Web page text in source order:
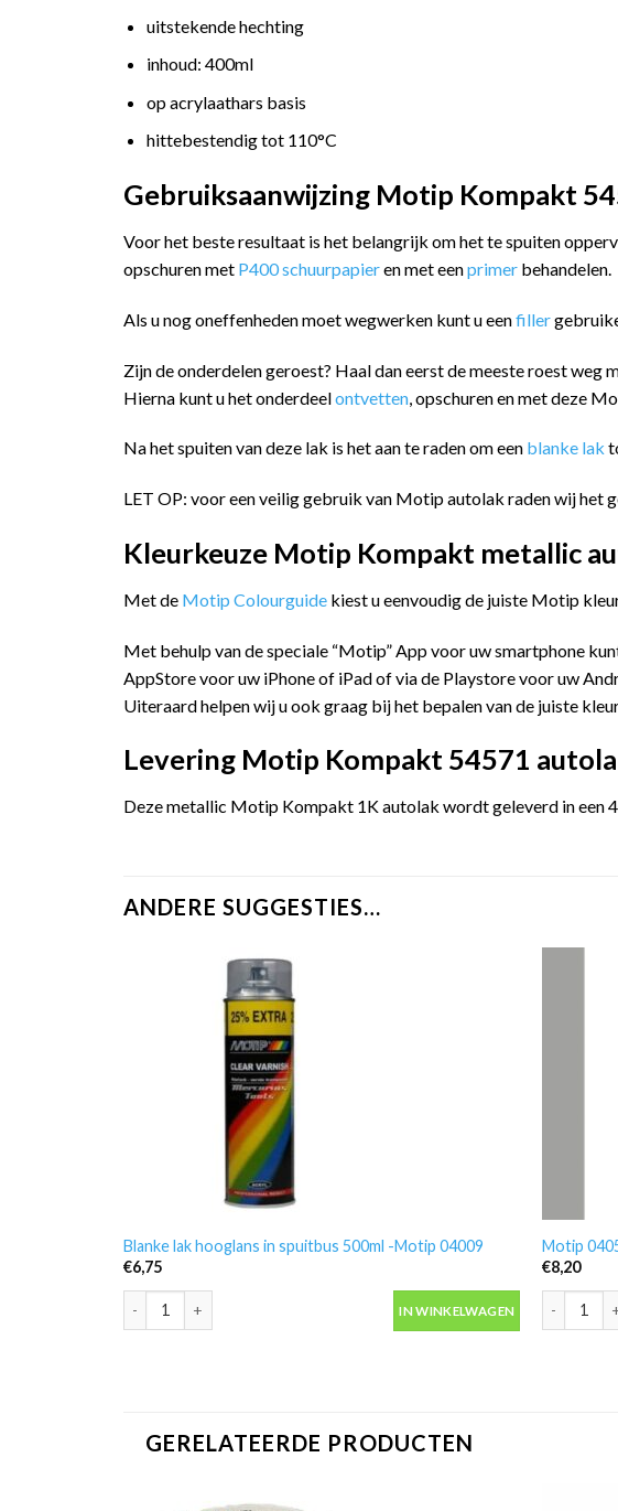
uitstekende hechting
inhoud: 400ml
op acrylaathars basis
hittebestendig tot 110°C
Gebruiksaanwijzing Motip Kompakt
Voor het beste resultaat is het belangrijk om het te spuiten
opschuren met P400 schuurpapieren met eenprimer behandelen.
Als u nog oneffenheden moet wegwerken kunt u eenfiller
Zijn de onderdelen geroest? Haal dan eerst de meeste roest weg
Hierna kunt u het onderdeelontvetten , opschuren en met deze
Na het spuiten van deze lak is het aan te raden om een blanke lak
LET OP: voor een veilig gebruik van Motip autolak raden wij het
Kleurkeuze Motip Kompakt metallic
Met de Motip Colourguide kiest u eenvoudig de juiste Motip
Met behulp van de speciale “Motip” App voor uw smartphone
AppStore voor uw iPhone of iPad of via de Playstore voor uw
Uiteraard helpen wij u ook graag bij het bepalen van de juiste
Levering Motip Kompakt 54571
Deze metallic Motip Kompakt 1K autolak wordt geleverd in een
ANDERE SUGGESTIES…
Blanke lak hooglans in spuitbus 500ml -Motip 04009
€6,75
Blanke lak hooglans in spuitbus 500ml -Motip 04009 aantal
IN WINKELWAGEN
Motip
€8,20
Motip
GERELATEERDE PRODUCTEN